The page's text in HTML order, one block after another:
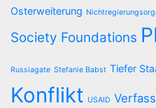
Osterweiterung
Society Foundations
Russiagate Stefanie Babst Tiefer
Konflikt USAID